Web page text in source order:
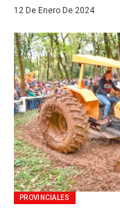
12 De Enero De 2024
PROVINCIALES